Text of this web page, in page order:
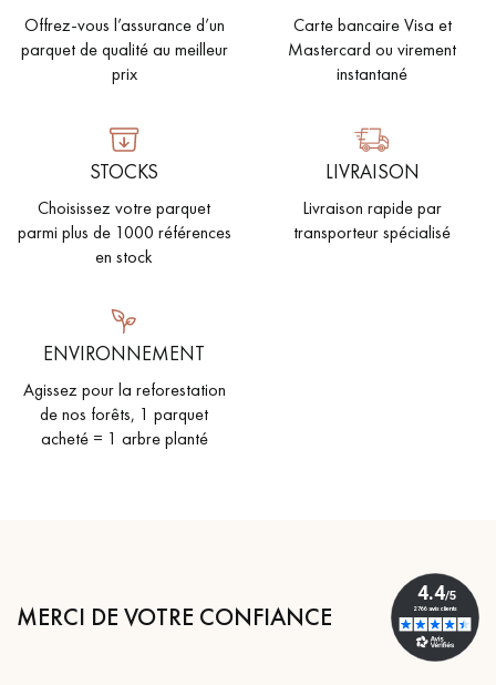
Un expert Décoplus Parquets vous appelle
Demandez un rendez-vous personnalisé
Offrez-vous l’assurance d’un
parquet de qualité au meilleur
prix
Carte bancaire Visa et
Mastercard ou virement
instantané
STOCKS
Choisissez votre parquet
parmi plus de 1000 références
en stock
LIVRAISON
Livraison rapide par
transporteur spécialisé
ENVIRONNEMENT
Agissez pour la reforestation
de nos forêts, 1 parquet
acheté = 1 arbre planté
MERCI DE VOTRE CONFIANCE